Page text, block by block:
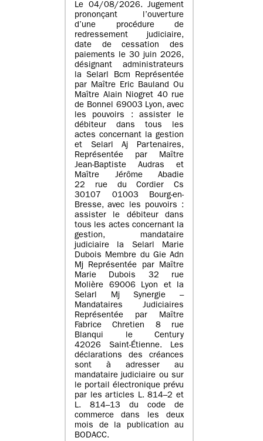
Le 04/08/2026. Jugement
prononçant l’ouverture
d’une procédure de
redressement judiciaire,
date de cessation des
paiements le 30 juin 2026,
désignant administrateurs
la Selarl Bcm Représentée
par Maître Eric Bauland Ou
Maître Alain Niogret 40 rue
de Bonnel 69003 Lyon, avec
les pouvoirs : assister le
débiteur dans tous les
actes concernant la gestion
et Selarl Aj Partenaires,
Représentée par Maître
Jean-Baptiste Audras et
Maître Jérôme Abadie
22 rue du Cordier Cs
30107 01003 Bourg-en-
Bresse, avec les pouvoirs :
assister le débiteur dans
tous les actes concernant la
gestion, mandataire
judiciaire la Selarl Marie
Dubois Membre du Gie Adn
Mj Représentée par Maître
Marie Dubois 32 rue
Molière 69006 Lyon et la
Selarl Mj Synergie –
Mandataires Judiciaires
Représentée par Maître
Fabrice Chretien 8 rue
Blanqui le Century
42026 Saint-Étienne. Les
déclarations des créances
sont à adresser au
mandataire judiciaire ou sur
le portail électronique prévu
par les articles L. 814–2 et
L. 814–13 du code de
commerce dans les deux
mois de la publication au
BODACC.